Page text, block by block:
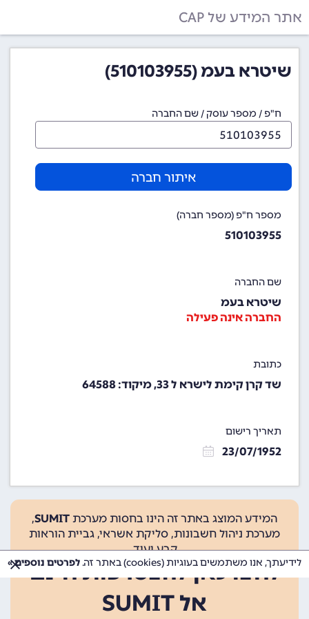
אתר המידע של CAP
שיטרא בעמ (510103955)
ח"פ / מספר עוסק / שם החברה
איתור חברה
מספר ח"פ (מספר חברה)
510103955
שם החברה
שיטרא בעמ
החברה אינה פעילה
כתובת
שד קרן קימת לישרא ל 33, מיקוד: 64588
תאריך רישום
23/07/1952
המידע המוצג באתר זה הינו בחסות מערכת SUMIT
,
מערכת ניהול חשבונות, סליקת אשראי, גביית הוראות
קבע ועוד.
לחצו כאן להצטרפות חינם
אל SUMIT
לידיעתך, אנו משתמשים בעוגיות (cookies) באתר זה. לפרטים נוספים »